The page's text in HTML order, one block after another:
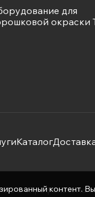
для
окраски
Каталог
ООО «ПрофСнаб»
контент.